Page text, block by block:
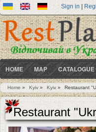
Sign in |
HOME MAP CATALOGUE
You are here
Home» Kyiv » Kyiv» Restaurant
Restaurant